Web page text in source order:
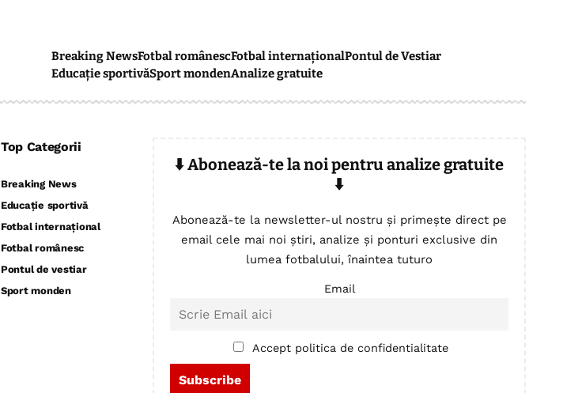
Breaking NewsFotbal românescFotbal internaționalPontul de Vestiar
Educație sportivăSport mondenAnalize gratuite
Top Categorii
Breaking News
Educație sportivă
Fotbal internațional
Fotbal românesc
Pontul de vestiar
Sport monden
⬇️ Abonează-te la noi pentru analize gratuite
⬇️
Abonează-te la newsletter-ul nostru și primește direct pe
email cele mai noi știri, analize și ponturi exclusive din
lumea fotbalului, înaintea tuturo
Email
Accept politica de confidentialitate